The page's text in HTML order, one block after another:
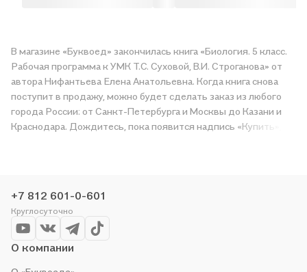
В магазине «Буквоед» закончилась книга «Биология. 5 класс.
Рабочая программа к УМК Т.С. Суховой, В.И. Строганова» от
автора Нифантьева Елена Анатольевна. Когда книга снова
поступит в продажу, можно будет сделать заказ из любого
города России: от Санкт-Петербурга и Москвы до Казани и
Краснодара. Дождитесь, пока появится надпись «Купить»,
цене. Например, организуем конкурсы и проводим акции.
Оставайтесь с нами, чтобы не упустить выгоду!
+7 812 601-0-601
Круглосуточно
О компании